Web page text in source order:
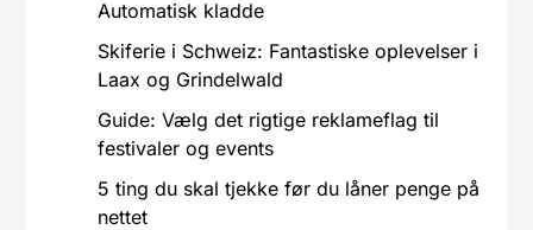
Automatisk kladde
Skiferie i Schweiz: Fantastiske oplevelser i
Laax og Grindelwald
Guide: Vælg det rigtige reklameflag til
festivaler og events
5 ting du skal tjekke før du låner penge på
nettet